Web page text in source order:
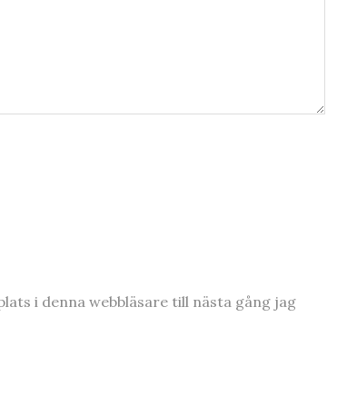
i denna webbläsare till nästa gång jag